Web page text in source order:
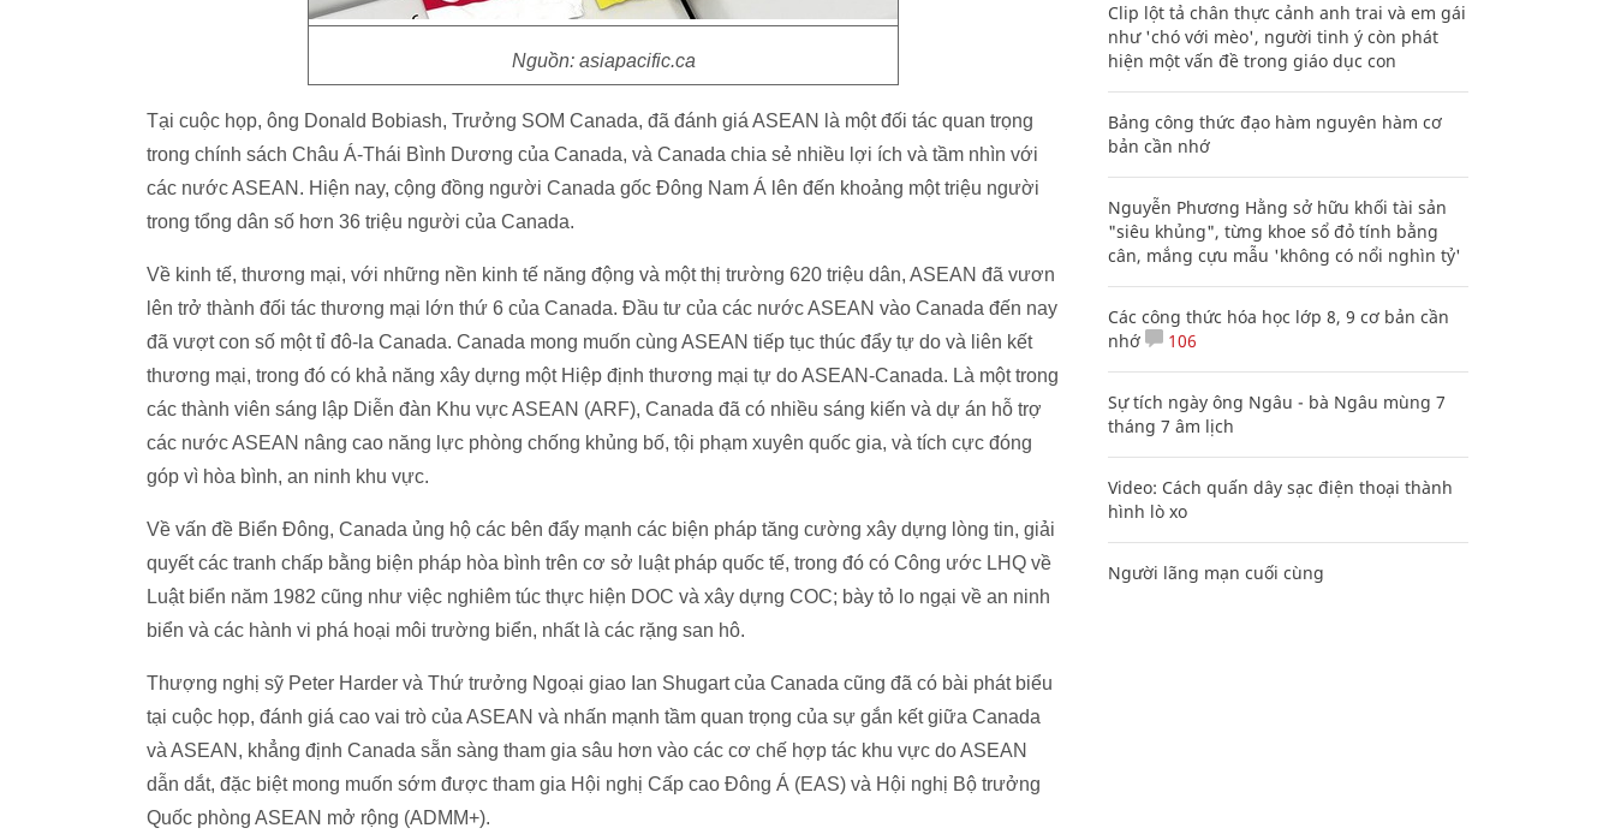
Nguồn: asiapacific.ca
Tại cuộc họp, ông Donald Bobiash, Trưởng SOM Canada, đã đánh giá ASEAN là một đối tác quan trọng
trong chính sách Châu Á-Thái Bình Dương của Canada, và Canada chia sẻ nhiều lợi ích và tầm nhìn với
các nước ASEAN. Hiện nay, cộng đồng người Canada gốc Đông Nam Á lên đến khoảng một triệu người
trong tổng dân số hơn 36 triệu người của Canada.
Về kinh tế, thương mại, với những nền kinh tế năng động và một thị trường 620 triệu dân, ASEAN đã vươn
lên trở thành đối tác thương mại lớn thứ 6 của Canada. Đầu tư của các nước ASEAN vào Canada đến nay
đã vượt con số một tỉ đô-la Canada. Canada mong muốn cùng ASEAN tiếp tục thúc đẩy tự do và liên kết
thương mại, trong đó có khả năng xây dựng một Hiệp định thương mại tự do ASEAN-Canada. Là một trong
các thành viên sáng lập Diễn đàn Khu vực ASEAN (ARF), Canada đã có nhiều sáng kiến và dự án hỗ trợ
các nước ASEAN nâng cao năng lực phòng chống khủng bố, tội phạm xuyên quốc gia, và tích cực đóng
góp vì hòa bình, an ninh khu vực.
Về vấn đề Biển Đông, Canada ủng hộ các bên đẩy mạnh các biện pháp tăng cường xây dựng lòng tin, giải
quyết các tranh chấp bằng biện pháp hòa bình trên cơ sở luật pháp quốc tế, trong đó có Công ước LHQ về
Luật biển năm 1982 cũng như việc nghiêm túc thực hiện DOC và xây dựng COC; bày tỏ lo ngại về an ninh
biển và các hành vi phá hoại môi trường biển, nhất là các rặng san hô.
Thượng nghị sỹ Peter Harder và Thứ trưởng Ngoại giao Ian Shugart của Canada cũng đã có bài phát biểu
tại cuộc họp, đánh giá cao vai trò của ASEAN và nhấn mạnh tầm quan trọng của sự gắn kết giữa Canada
và ASEAN, khẳng định Canada sẵn sàng tham gia sâu hơn vào các cơ chế hợp tác khu vực do ASEAN
dẫn dắt, đặc biệt mong muốn sớm được tham gia Hội nghị Cấp cao Đông Á (EAS) và Hội nghị Bộ trưởng
Quốc phòng ASEAN mở rộng (ADMM+).
Clip lột tả chân thực cảnh anh trai và em gái
như 'chó với mèo', người tinh ý còn phát
hiện một vấn đề trong giáo dục con
Bảng công thức đạo hàm nguyên hàm cơ
bản cần nhớ
Nguyễn Phương Hằng sở hữu khối tài sản
"siêu khủng", từng khoe sổ đỏ tính bằng
cân, mắng cựu mẫu 'không có nổi nghìn tỷ'
Các công thức hóa học lớp 8, 9 cơ bản cần
nhớ
106
Sự tích ngày ông Ngâu - bà Ngâu mùng 7
tháng 7 âm lịch
Video: Cách quấn dây sạc điện thoại thành
hình lò xo
Người lãng mạn cuối cùng